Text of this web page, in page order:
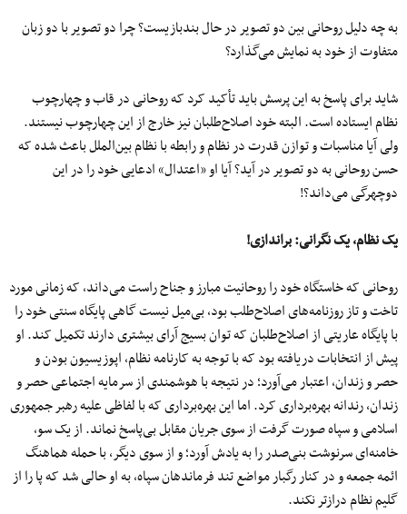
به چه دلیل روحانی بین دو تصویر در حال بندبازیست؟ چرا دو تصویر با دو زبان
متفاوت از خود به نمایش می‌گذارد؟
شاید برای پاسخ به این پرسش باید تأکید کرد که روحانی در قاب و چهارچوب
نظام ایستاده است. البته خود اصلاح‌طلبان نیز خارج از این چهارچوب نیستند.
ولی آیا مناسبات و توازن قدرت در نظام و رابطه با نظام بین‌الملل باعث شده که
حسن روحانی به دو تصویر در آید؟ آیا او «اعتدال» ادعایی خود را در این
دوچهرگی می‌داند؟!
یک نظام، یک نگرانی: براندازی!
روحانی که خاستگاه خود را روحانیت مبارز و جناح راست می‌داند، که زمانی مورد
تاخت و تاز روزنامه‌های اصلاح‌طلب بود، بی‌میل نیست گاهی پایگاه سنتی خود را
با پایگاه عاریتی از اصلاح‌طلبان که توان بسیج آرای بیشتری دارند تکمیل کند. او
پیش از انتخابات دریافته بود که با توجه به کارنامه نظام، اپوزیسیون بودن و
حصر و زندان، اعتبار می‌آورد؛ در نتیجه با هوشمندی از سرمایه اجتماعی حصر و
زندان، رندانه بهره‌برداری کرد. اما این بهره‌برداری که با لفاظی علیه رهبر جمهوری
اسلامی و سپاه صورت گرفت از سوی جریان مقابل بی‌پاسخ نماند. از یک سو،
خامنه‌ای سرنوشت بنی‌صدر را به یادش آورد؛ و از سوی دیگر، با حمله هماهنگ
ائمه جمعه و در کنار رگبار مواضع تند فرماندهان سپاه، به او حالی شد که پا را از
گلیم نظام درازتر نکند.